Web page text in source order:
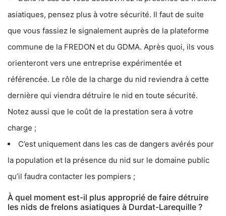
asiatiques, pensez plus à votre sécurité. Il faut de suite
que vous fassiez le signalement auprès de la plateforme
commune de la FREDON et du GDMA. Après quoi, ils vous
orienteront vers une entreprise expérimentée et
référencée. Le rôle de la charge du nid reviendra à cette
dernière qui viendra détruire le nid en toute sécurité.
Notez aussi que le coût de la prestation sera à votre
charge ;
C’est uniquement dans les cas de dangers avérés pour
la population et la présence du nid sur le domaine public
qu’il faudra contacter les pompiers ;
À quel moment est-il plus approprié de faire détruire
les nids de frelons asiatiques à Durdat-Larequille ?